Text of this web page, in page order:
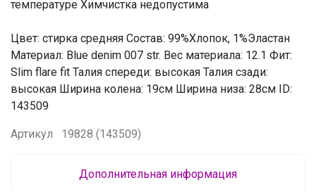
температуре Химчистка недопустима
Цвет: стирка средняя Состав: 99%Хлопок, 1%Эластан
Материал: Blue denim 007 str. Вес материала: 12.1 Фит:
Slim flare fit Талия спереди: высокая Талия сзади:
высокая Ширина колена: 19см Ширина низа: 28см ID:
143509
Артикул 19828 (143509)
Дополнительная информация